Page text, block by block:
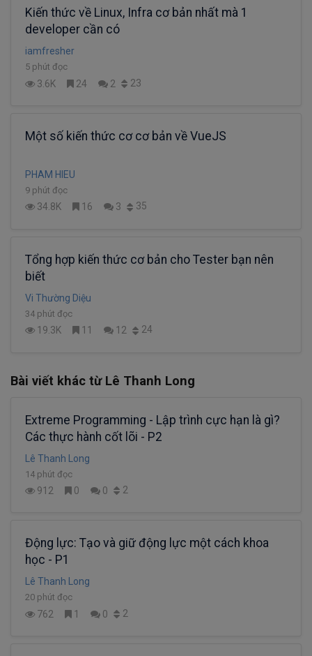
Kiến thức về Linux, Infra cơ bản nhất mà 1
developer cần có
iamfresher
5 phút đọc
3.6K 24 2 23
Một số kiến thức cơ cơ bản về VueJS
PHAM HIEU
9 phút đọc
34.8K 16 3 35
Tổng hợp kiến thức cơ bản cho Tester bạn nên
biết
Vi Thường Diệu
34 phút đọc
19.3K 11 12 24
Bài viết khác từ Lê Thanh Long
Extreme Programming - Lập trình cực hạn là gì?
Các thực hành cốt lõi - P2
Lê Thanh Long
14 phút đọc
912 0 0 2
Động lực: Tạo và giữ động lực một cách khoa
học - P1
Lê Thanh Long
20 phút đọc
762 1 0 2